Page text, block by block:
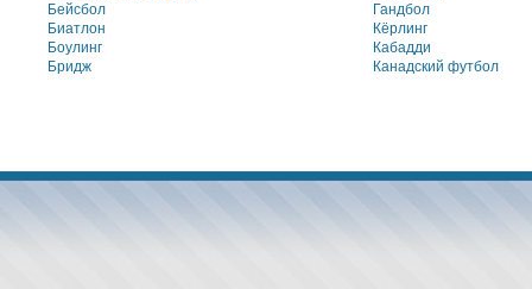
Бейсбол
Биатлон
Боулинг
Бридж
Гандбол
Кёрлинг
Кабадди
Канадский футбол